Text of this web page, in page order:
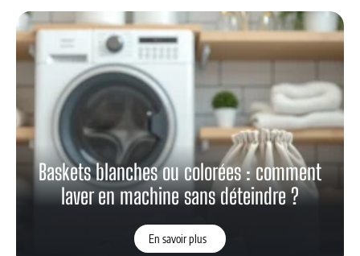
Baskets blanches ou colorées : comment
laver en machine sans déteindre ?
En savoir plus